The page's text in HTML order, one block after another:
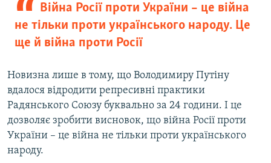
Війна Росії проти України – це війна
не тільки проти українського народу. Це
ще й війна проти Росії
Новизна лише в тому, що Володимиру Путіну
вдалося відродити репресивні практики
Радянського Союзу буквально за 24 години. І це
дозволяє зробити висновок, що війна Росії проти
України – це війна не тільки проти українського
народу.